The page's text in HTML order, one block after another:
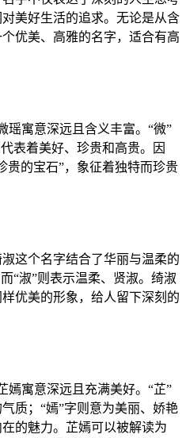
美好生活的追求。无论是从含
优美、高雅的名字，适合有高
瑶寓意深远且含义丰富。“微”
表着美好、珍贵和高贵。因
贵的宝石”，象征着独特而珍贵
这个名字结合了华丽与温柔的
“淑”则表示温柔、贤淑。绮淑
优美的形象，给人留下深刻的
嫣寓意深远且充满美好。“芷”
质；“嫣”字则意为美丽、娇艳
的魅力。芷嫣可以被解读为